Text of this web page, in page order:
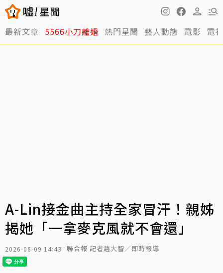
最新文章 5566小刀離婚 熱門星聞 藝人動態 電影 電
A-Lin接金曲主持全家冒汗！親姊
揭她「一拿麥克風就不會還」
2026-06-09 14:43 聯合報 記者趙大智／即時報導